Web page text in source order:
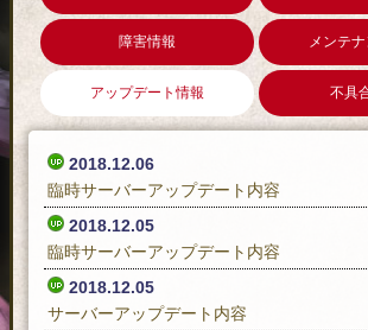
障害情報 メンテ
アップデート情報 不具
2018.12.06
臨時サーバーアップデート内容
2018.12.05
臨時サーバーアップデート内容
2018.12.05
サーバーアップデート内容